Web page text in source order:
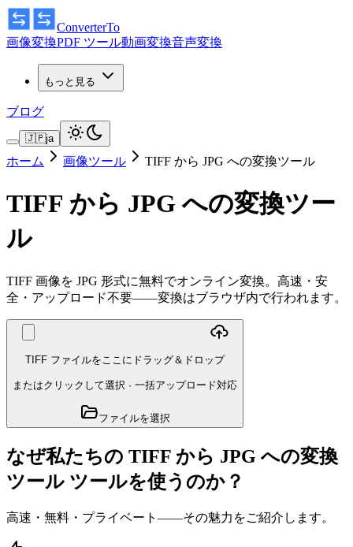
ConverterTo
画像変換PDF ツール動画変換音声変換
もっと見る
ブログ
🇯🇵ja
ホーム 画像ツール TIFF から JPG への変換ツール
TIFF から JPG への変換ツー
ル
TIFF 画像を JPG 形式に無料でオンライン変換。高速・安
全・アップロード不要——変換はブラウザ内で行われます。
TIFF ファイルをここにドラッグ＆ドロップ
またはクリックして選択 · 一括アップロード対応
ファイルを選択
なぜ私たちの TIFF から JPG への変換
ツール ツールを使うのか？
高速・無料・プライベート——その魅力をご紹介します。